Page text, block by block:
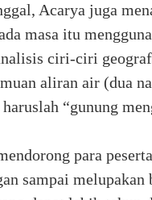
Acarya juga
masa itu
ciri-ciri
aliran air (dua
“gunung
para
sampai